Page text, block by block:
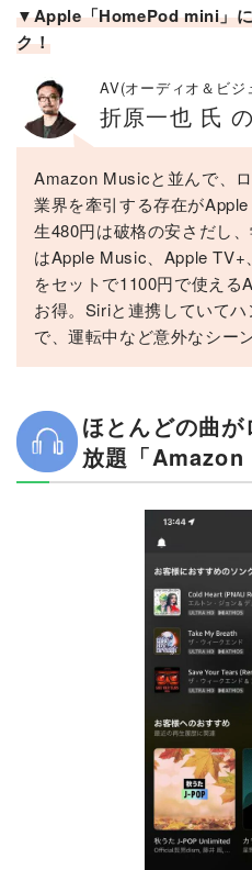
▼Apple「HomePod mini」
ク！
AV(オーディオ＆ビジ
折原一也 氏
Amazon Musicと並んで、
業界を牽引する存在が
生480円は破格の安さだし
はApple Music、Apple
をセットで1100円で使える
お得。Siriと連携していて
で、運転中など意外なシー
ほとんどの曲
放題「